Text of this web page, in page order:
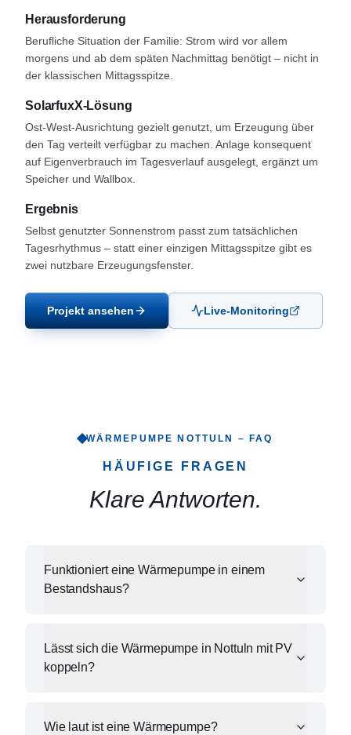
Herausforderung
Berufliche Situation der Familie: Strom wird vor allem
morgens und ab dem späten Nachmittag benötigt – nicht in
der klassischen Mittagsspitze.
SolarfuxX-Lösung
Ost-West-Ausrichtung gezielt genutzt, um Erzeugung über
den Tag verteilt verfügbar zu machen. Anlage konsequent
auf Eigenverbrauch im Tagesverlauf ausgelegt, ergänzt um
Speicher und Wallbox.
Ergebnis
Selbst genutzter Sonnenstrom passt zum tatsächlichen
Tagesrhythmus – statt einer einzigen Mittagsspitze gibt es
zwei nutzbare Erzeugungsfenster.
Projekt ansehen Live-Monitoring
WÄRMEPUMPE NOTTULN – FAQ
HÄUFIGE FRAGEN
Klare Antworten.
Funktioniert eine Wärmepumpe in einem
Bestandshaus?
Lässt sich die Wärmepumpe in Nottuln mit PV
koppeln?
Wie laut ist eine Wärmepumpe?